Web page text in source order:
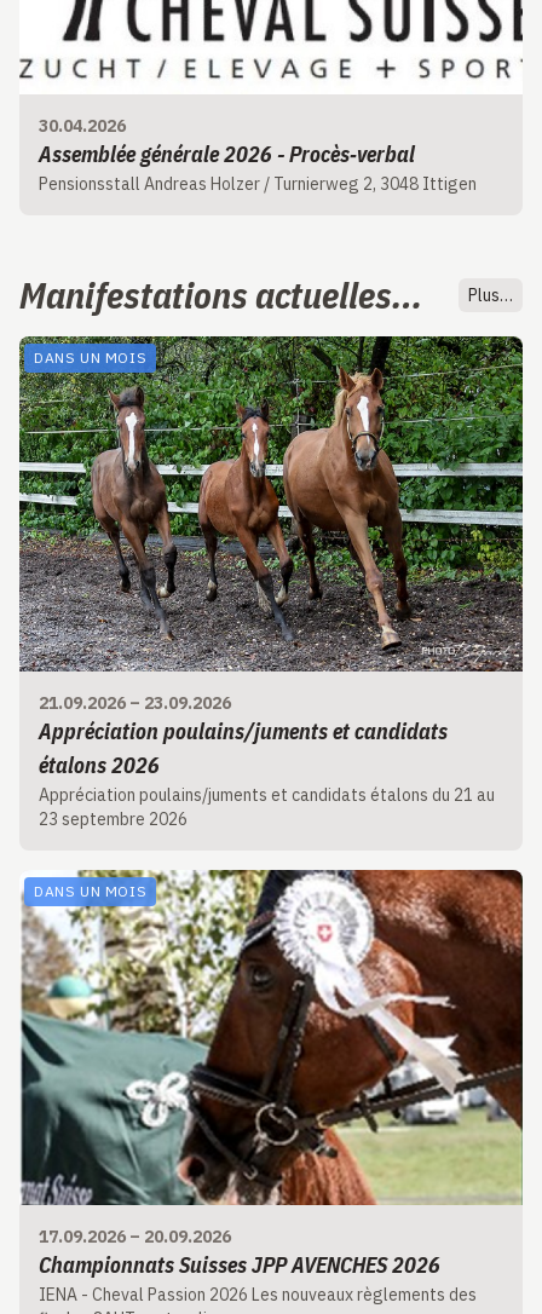
30.04.2026
Assemblée générale 2026 - Procès‑verbal
Pensionsstall Andreas Holzer / Turnierweg 2, 3048 Ittigen
Manifestations actuelles… Plus…
DANS UN MOIS
21.09.2026 – 23.09.2026
Appréciation poulains/juments et candidats
étalons 2026
Appréciation poulains/juments et candidats étalons du 21 au
23 septembre 2026
DANS UN MOIS
17.09.2026 – 20.09.2026
Championnats Suisses JPP AVENCHES 2026
IENA - Cheval Passion 2026 Les nouveaux règlements des